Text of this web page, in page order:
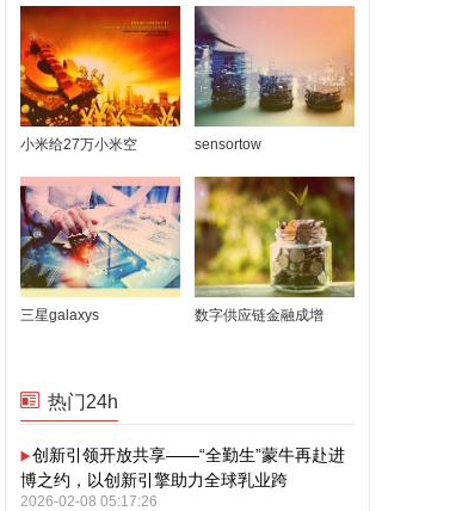
小米给27万小米空 sensortow
三星galaxys 数字供应链金融成增
热门24h
创新引领开放共享——“全勤生”蒙牛再赴进
博之约，以创新引擎助力全球乳业跨
2026-02-08 05:17:26